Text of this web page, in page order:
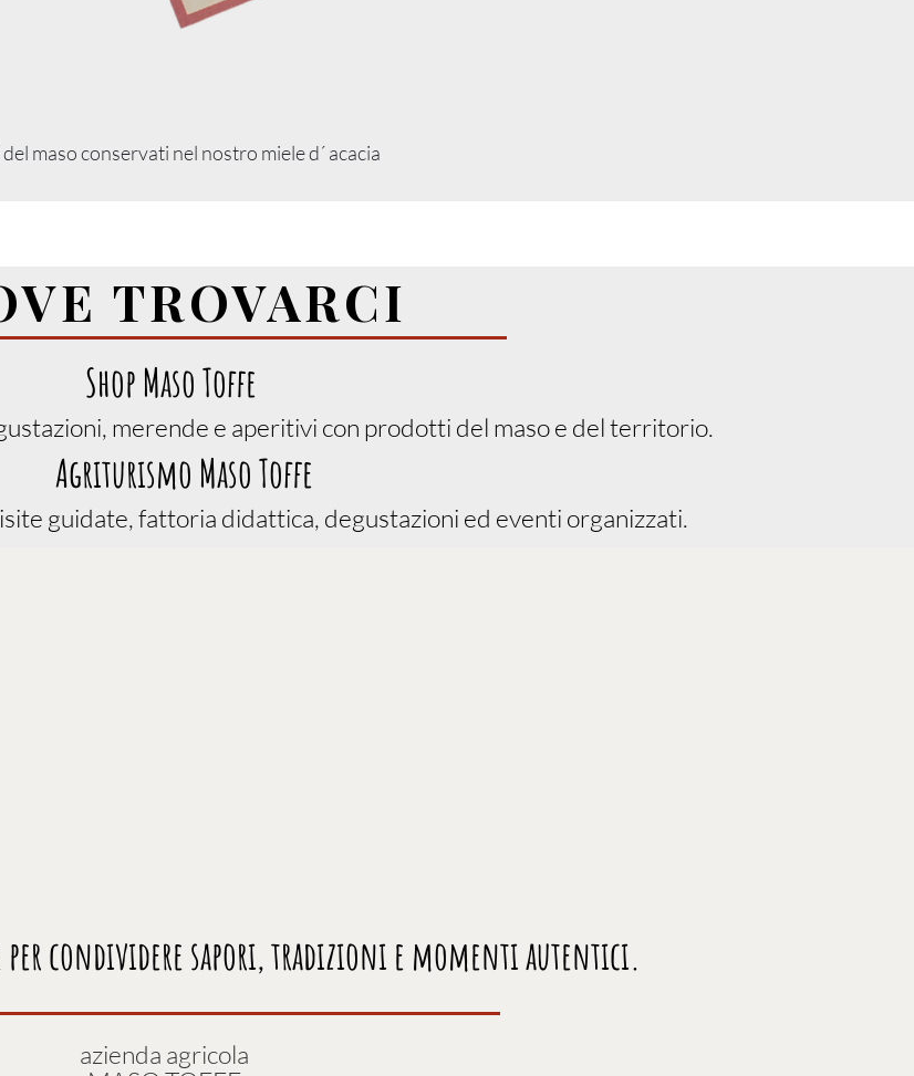
maso conservati nel nostro miele d´ acacia
TROVARCI
Shop Maso Toffe
merende e aperitivi con prodotti del maso e del territorio.
Agriturismo Maso Toffe
guidate, fattoria didattica, degustazioni ed eventi organizzati.
per condividere sapori, tradizioni e momenti autentici.
azienda agricola